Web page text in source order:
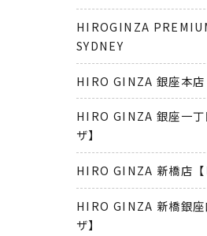
HIROGINZA
SYDNEY
HIRO GINZA 銀座本店
HIRO GINZA 銀座一丁
ザ】
HIRO GINZA 新橋店【
HIRO GINZA 新橋銀座
ザ】